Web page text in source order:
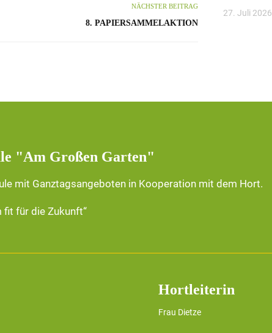
NÄCHSTER BEITRAG
8. PAPIERSAMMELAKTION
27. Juli 2026
"Am Großen Garten"
mit Ganztagsangeboten in Kooperation mit dem Hort.
fit für die Zukunft“
Hortleiterin
Frau Dietze